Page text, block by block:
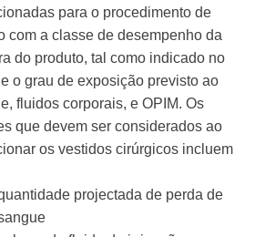
para o procedimento de
com a classe de desempenho da
do produto, tal como indicado no
o grau de exposição previsto ao
fluidos corporais, e OPIM. Os
que devem ser considerados ao
os vestidos cirúrgicos incluem
projectada de perda de